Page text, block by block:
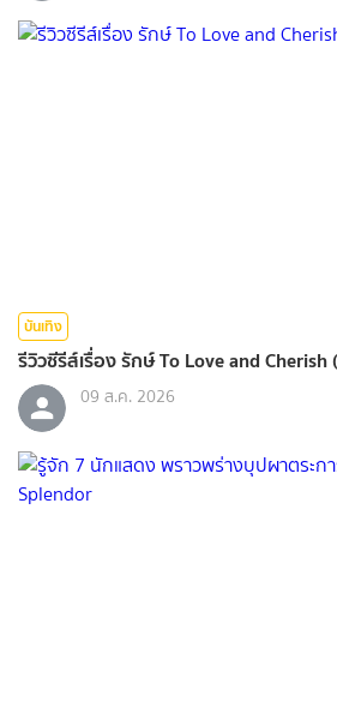
บันเทิง
รีวิวซีรีส์เรื่อง รักษ์ To Love and Cherish
09 ส.ค. 2026